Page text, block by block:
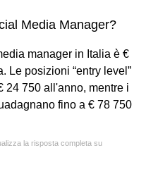
Media Manager?
manager in Italia è €
Le posizioni “entry level”
24 750 all'anno, mentre i
fino a € 78 750
la risposta completa su